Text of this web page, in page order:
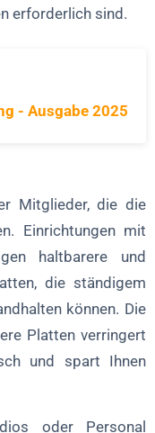
erforderlich sind.
- Ausgabe 2025
Mitglieder, die die
Einrichtungen mit
haltbarere und
die ständigem
können. Die
Platten verringert
und spart Ihnen
oder Personal